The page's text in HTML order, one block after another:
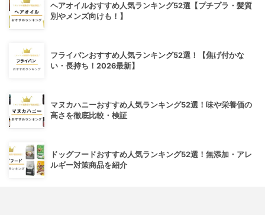
ヘアオイルおすすめ人気ランキング52選【プチプラ・髪質
別やメンズ向けも！】
フライパンおすすめ人気ランキング52選！【焦げ付かな
い・長持ち！2026最新】
マヌカハニーおすすめ人気ランキング52選！味や栄養価の
高さを徹底比較・検証
ドッグフードおすすめ人気ランキング52選！無添加・アレ
ルギー対策商品を紹介